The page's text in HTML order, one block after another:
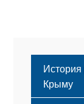
История
Крыму